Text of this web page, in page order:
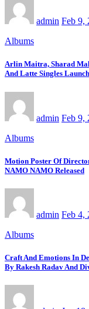
admin Feb 9,
Albums
Arlin Maitra, Sharad
And Latte Singles Launch
admin Feb 9,
Albums
Motion Poster Of
NAMO NAMO Released
admin Feb 4,
Albums
Craft And Emotions In
By Rakesh Radav And